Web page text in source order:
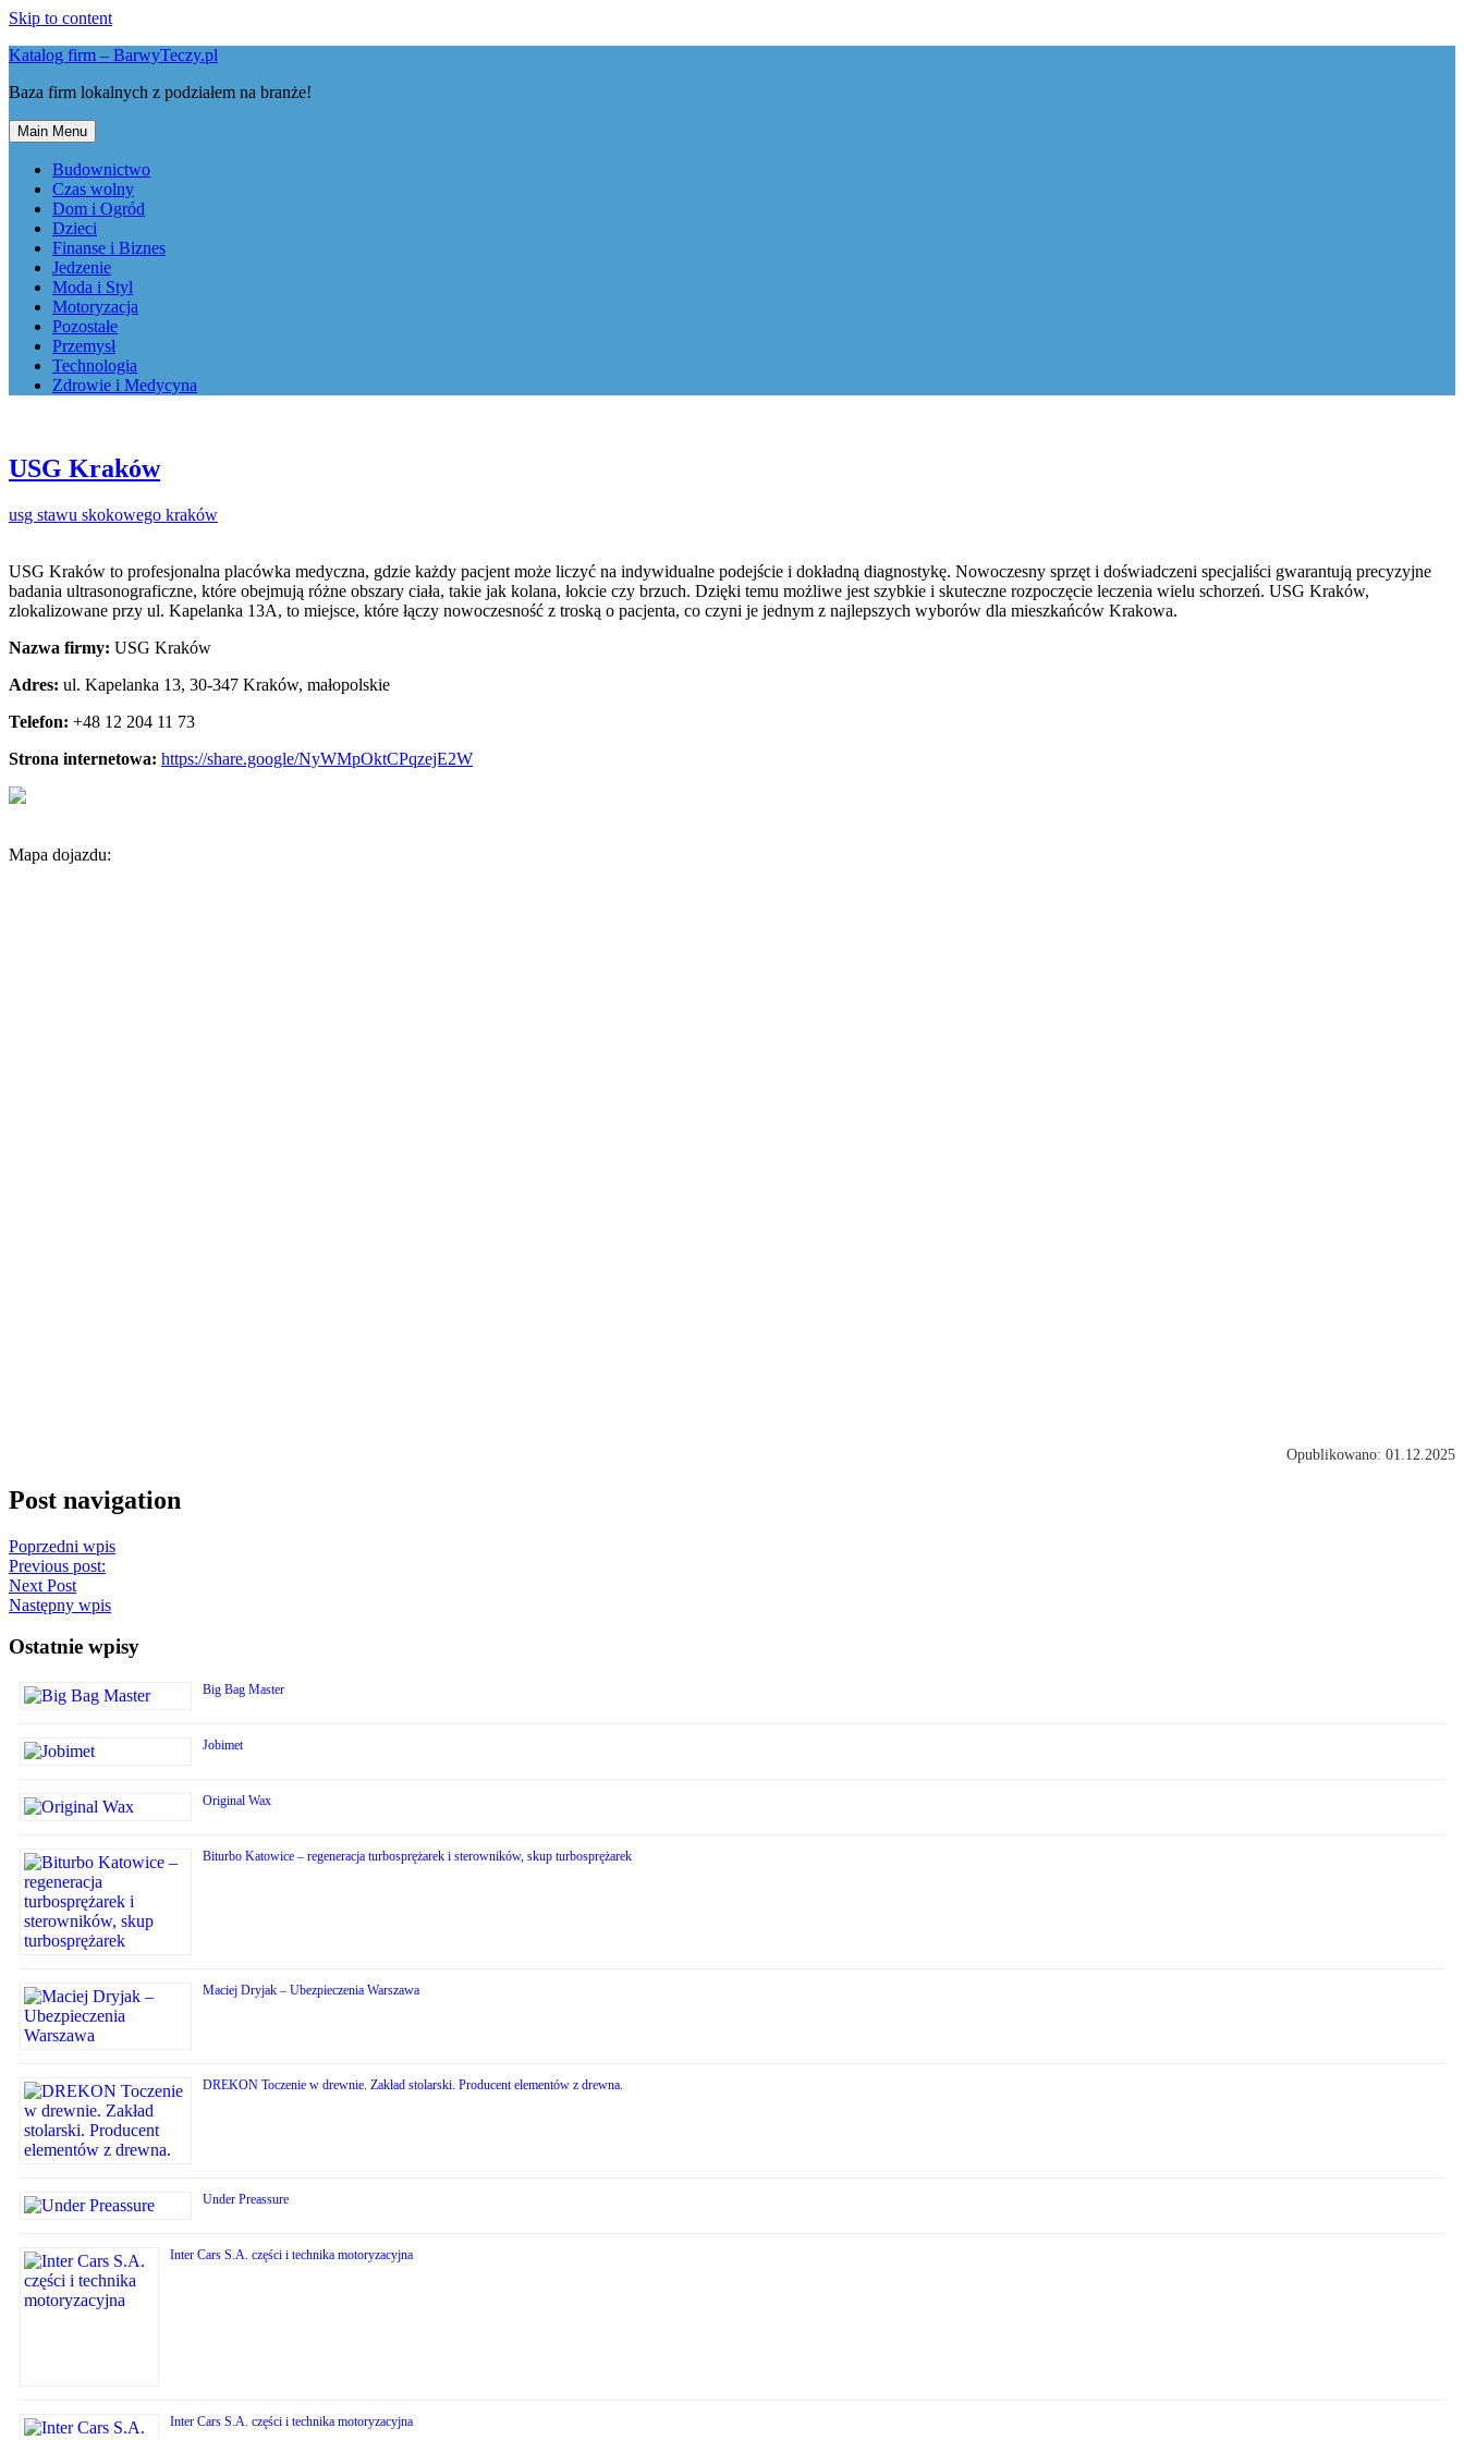
Skip to content
Katalog firm – BarwyTeczy.pl
Baza firm lokalnych z podziałem na branże!
Main Menu
Budownictwo
Czas wolny
Dom i Ogród
Dzieci
Finanse i Biznes
Jedzenie
Moda i Styl
Motoryzacja
Pozostałe
Przemysł
Technologia
Zdrowie i Medycyna
USG Kraków
usg stawu skokowego kraków
USG Kraków to profesjonalna placówka medyczna, gdzie każdy pacjent może liczyć na indywidualne podejście i dokładną diagnostykę. Nowoczesny sprzęt i doświadczeni specjaliści gwarantują precyzyjne
badania ultrasonograficzne, które obejmują różne obszary ciała, takie jak kolana, łokcie czy brzuch. Dzięki temu możliwe jest szybkie i skuteczne rozpoczęcie leczenia wielu schorzeń. USG Kraków,
zlokalizowane przy ul. Kapelanka 13A, to miejsce, które łączy nowoczesność z troską o pacjenta, co czyni je jednym z najlepszych wyborów dla mieszkańców Krakowa.
Nazwa firmy: USG Kraków
Adres: ul. Kapelanka 13, 30-347 Kraków, małopolskie
Telefon: +48 12 204 11 73
Strona internetowa: https://share.google/NyWMpOktCPqzejE2W
Mapa dojazdu:
Opublikowano: 01.12.2025
Post navigation
Poprzedni wpis
Previous post:
Next Post
Następny wpis
Ostatnie wpisy
Big Bag Master
Jobimet
Original Wax
Biturbo Katowice – regeneracja turbosprężarek i sterowników, skup turbosprężarek
Maciej Dryjak – Ubezpieczenia Warszawa
DREKON Toczenie w drewnie. Zakład stolarski. Producent elementów z drewna.
Under Preassure
Inter Cars S.A. części i technika motoryzacyjna
Inter Cars S.A. części i technika motoryzacyjna